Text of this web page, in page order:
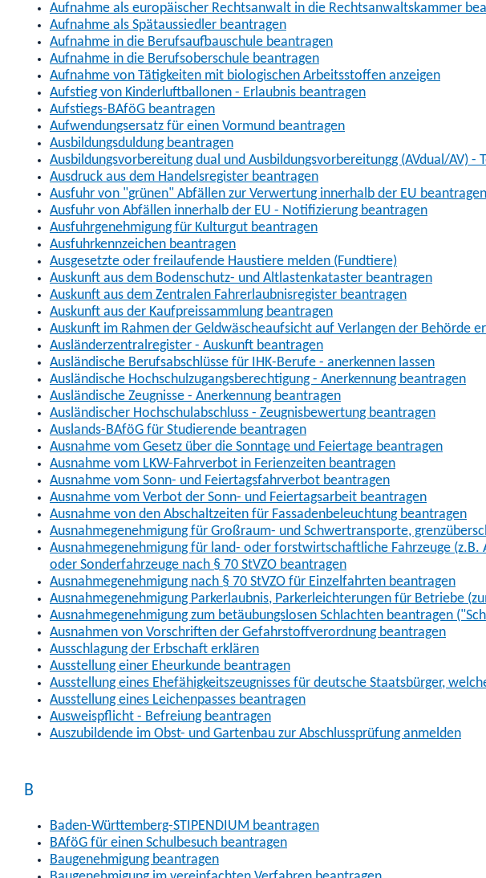
Aufnahme als europäischer Rechtsanwalt in die Rechtsanwaltskammer
Aufnahme als Spätaussiedler beantragen
Aufnahme in die Berufsaufbauschule beantragen
Aufnahme in die Berufsoberschule beantragen
Aufnahme von Tätigkeiten mit biologischen Arbeitsstoffen anzeigen
Aufstieg von Kinderluftballonen - Erlaubnis beantragen
Aufstiegs-BAföG beantragen
Aufwendungsersatz für einen Vormund beantragen
Ausbildungsduldung beantragen
Ausbildungsvorbereitung dual und Ausbildungsvorbereitungg (AVdual/AV) -
Ausdruck aus dem Handelsregister beantragen
Ausfuhr von "grünen" Abfällen zur Verwertung innerhalb der EU beantragen
Ausfuhr von Abfällen innerhalb der EU - Notifizierung beantragen
Ausfuhrgenehmigung für Kulturgut beantragen
Ausfuhrkennzeichen beantragen
Ausgesetzte oder freilaufende Haustiere melden (Fundtiere)
Auskunft aus dem Bodenschutz- und Altlastenkataster beantragen
Auskunft aus dem Zentralen Fahrerlaubnisregister beantragen
Auskunft aus der Kaufpreissammlung beantragen
Auskunft im Rahmen der Geldwäscheaufsicht auf Verlangen der Behörde
Ausländerzentralregister - Auskunft beantragen
Ausländische Berufsabschlüsse für IHK-Berufe - anerkennen lassen
Ausländische Hochschulzugangsberechtigung - Anerkennung beantragen
Ausländische Zeugnisse - Anerkennung beantragen
Ausländischer Hochschulabschluss - Zeugnisbewertung beantragen
Auslands-BAföG für Studierende beantragen
Ausnahme vom Gesetz über die Sonntage und Feiertage beantragen
Ausnahme vom LKW-Fahrverbot in Ferienzeiten beantragen
Ausnahme vom Sonn- und Feiertagsfahrverbot beantragen
Ausnahme vom Verbot der Sonn- und Feiertagsarbeit beantragen
Ausnahme von den Abschaltzeiten für Fassadenbeleuchtung beantragen
Ausnahmegenehmigung für Großraum- und Schwertransporte,
Ausnahmegenehmigung für land- oder forstwirtschaftliche Fahrzeuge (z.B.
oder Sonderfahrzeuge nach § 70 StVZO beantragen
Ausnahmegenehmigung nach § 70 StVZO für Einzelfahrten beantragen
Ausnahmegenehmigung Parkerlaubnis, Parkerleichterungen für Betriebe
Ausnahmegenehmigung zum betäubungslosen Schlachten beantragen
Ausnahmen von Vorschriften der Gefahrstoffverordnung beantragen
Ausschlagung der Erbschaft erklären
Ausstellung einer Eheurkunde beantragen
Ausstellung eines Ehefähigkeitszeugnisses für deutsche Staatsbürger,
Ausstellung eines Leichenpasses beantragen
Ausweispflicht - Befreiung beantragen
Auszubildende im Obst- und Gartenbau zur Abschlussprüfung anmelden
B
Baden-Württemberg-STIPENDIUM beantragen
BAföG für einen Schulbesuch beantragen
Baugenehmigung beantragen